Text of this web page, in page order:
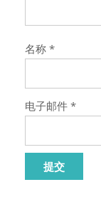
名称 *
电子邮件 *